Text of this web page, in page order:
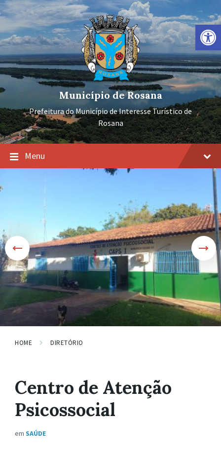
Barra de Ferramentas Aberta
Ir
para
conteúdo
Pular
para
navegação
principal
Pular
para
rodapé
Município de Rosana
Prefeitura do Município de Interesse Turístico de
Rosana
Menu
HOME DIRETÓRIO
Centro de Atenção
Psicossocial
em SAÚDE